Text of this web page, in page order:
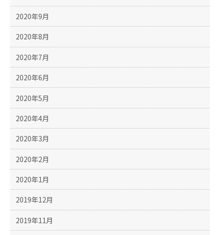
2020年9月
2020年8月
2020年7月
2020年6月
2020年5月
2020年4月
2020年3月
2020年2月
2020年1月
2019年12月
2019年11月